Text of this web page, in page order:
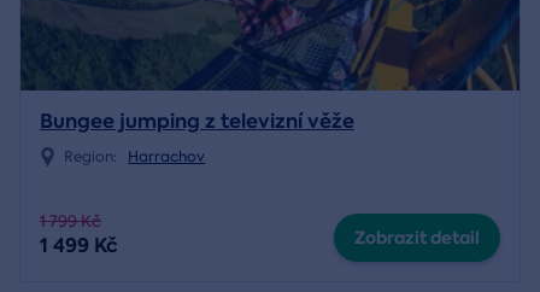
Bungee jumping z televizní věže
Region: Harrachov
1 799 Kč
1 499 Kč Zobrazit detail